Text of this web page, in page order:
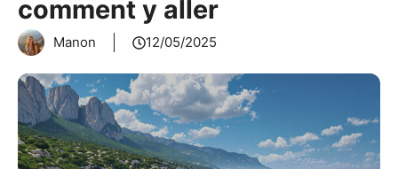
comment y aller
Manon 12/05/2025